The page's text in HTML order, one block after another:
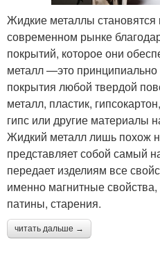
Жидкие металлы
современном рынке
покрытий, которое они
металл —это принципиально
покрытия любой твердой
металл, пластик,
гипс или другие материалы
Жидкий металл лишь похож
представляет собой самый
передает изделиям все
именно магнитные
патины, старения.
читать дальше →